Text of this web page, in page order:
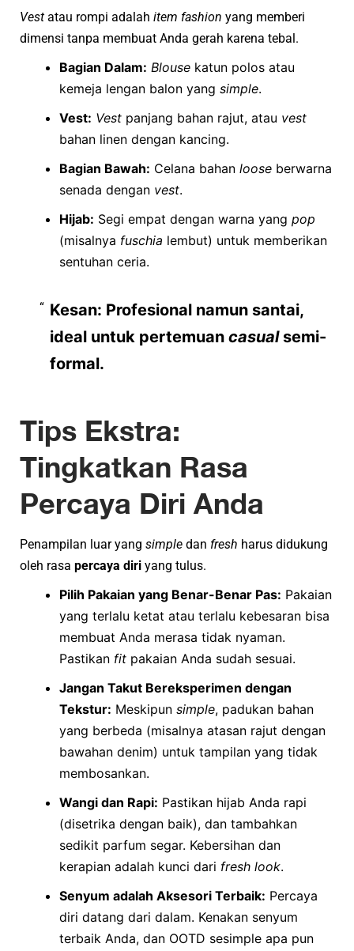
Vest atau rompi adalah item fashion yang memberi
dimensi tanpa membuat Anda gerah karena tebal.
Bagian Dalam: Blouse katun polos atau
kemeja lengan balon yang simple.
Vest: Vest panjang bahan rajut, atau vest
bahan linen dengan kancing.
Bagian Bawah: Celana bahan loose berwarna
senada dengan vest.
Hijab: Segi empat dengan warna yang pop
(misalnya fuschia lembut) untuk memberikan
sentuhan ceria.
Kesan: Profesional namun santai,
ideal untuk pertemuan casualsemi-
formal.
Tips Ekstra:
Tingkatkan Rasa
Percaya Diri Anda
Penampilan luar yang simple dan fresh harus didukung
oleh rasa percaya diri yang tulus.
Pilih Pakaian yang Benar-Benar Pas: Pakaian
yang terlalu ketat atau terlalu kebesaran bisa
membuat Anda merasa tidak nyaman.
Pastikan fit pakaian Anda sudah sesuai.
Jangan Takut Bereksperimen dengan
Tekstur: Meskipun simple, padukan bahan
yang berbeda (misalnya atasan rajut dengan
bawahan denim) untuk tampilan yang tidak
membosankan.
Wangi dan Rapi: Pastikan hijab Anda rapi
(disetrika dengan baik), dan tambahkan
sedikit parfum segar. Kebersihan dan
kerapian adalah kunci dari fresh look.
Senyum adalah Aksesori Terbaik: Percaya
diri datang dari dalam. Kenakan senyum
terbaik Anda, dan OOTD sesimple apa pun